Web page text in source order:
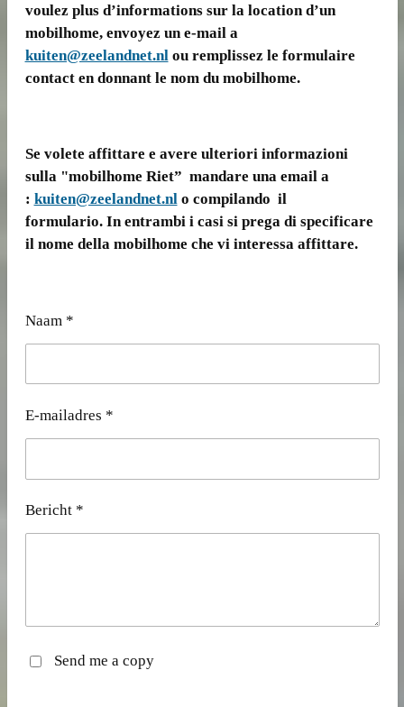
voulez plus d’informations sur la location d’un
mobilhome, envoyez un e-mail a
kuiten@zeelandnet.nl ou remplissez le formulaire
contact en donnant le nom du mobilhome.
Se volete affittare e avere ulteriori informazioni
sulla "mobilhome Riet” mandare una email a
: kuiten@zeelandnet.nlo compilando il
formulario. In entrambi i casi si prega di specificare
il nome della mobilhome che vi interessa affittare.
Naam *
E-mailadres *
Bericht *
Send me a copy